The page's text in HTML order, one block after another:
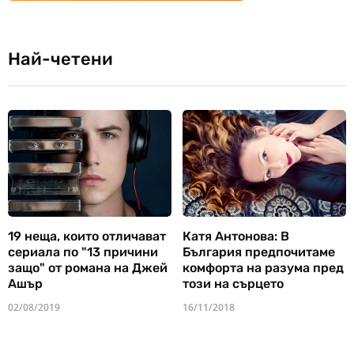
Най-четени
19 неща, които отличават
сериала по "13 причини
защо" от романа на Джей
Ашър
02/08/2019
Катя Антонова: В
България предпочитаме
комфорта на разума пред
този на сърцето
16/11/2018